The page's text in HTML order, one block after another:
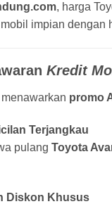
, harga
impian dengan
Kredit
promo
Terjangkau
pulang Toyota
Diskon Khusus